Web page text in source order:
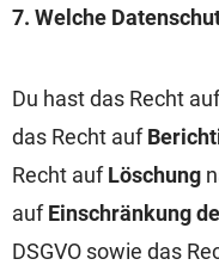
7. Welche
Du hast das Recht auf
das Recht auf
Recht auf Löschung
auf Einschränkung
DSGVO sowie das